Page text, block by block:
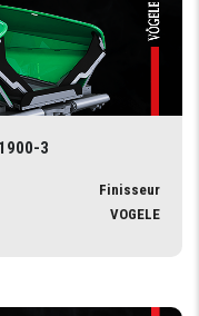
3
Finisseur
VOGELE